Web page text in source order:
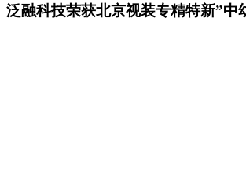
泛融科技荣获北京视装专精特新”中